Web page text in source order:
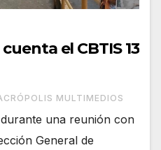
el CBTIS 13
MULTIMEDIOS
una reunión con
General de